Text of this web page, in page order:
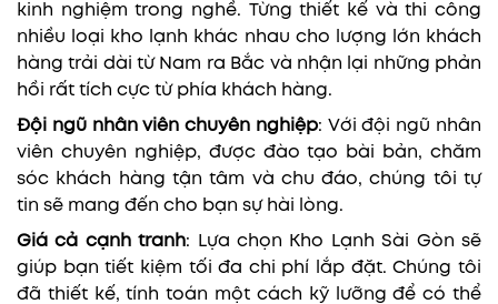
kinh nghiệm trong nghề. Từng thiết kế và thi công
nhiều loại kho lạnh khác nhau cho lượng lớn khách
hàng trải dài từ Nam ra Bắc và nhận lại những phản
hồi rất tích cực từ phía khách hàng.
Đội ngũ nhân viên chuyên nghiệp: Với đội ngũ nhân
viên chuyên nghiệp, được đào tạo bài bản, chăm
sóc khách hàng tận tâm và chu đáo, chúng tôi tự
tin sẽ mang đến cho bạn sự hài lòng.
Giá cả cạnh tranh: Lựa chọn Kho Lạnh Sài Gòn sẽ
giúp bạn tiết kiệm tối đa chi phí lắp đặt. Chúng tôi
đã thiết kế, tính toán một cách kỹ lưỡng để có thể